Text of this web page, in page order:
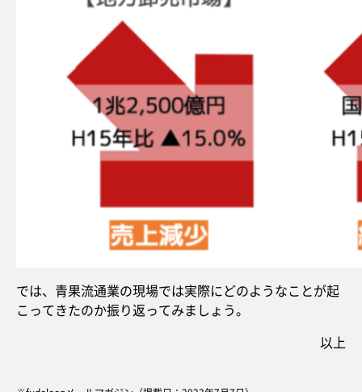
では、青果流通業の現場では実際にどのようなことが起
こってきたのか振り返ってみましょう。
以上